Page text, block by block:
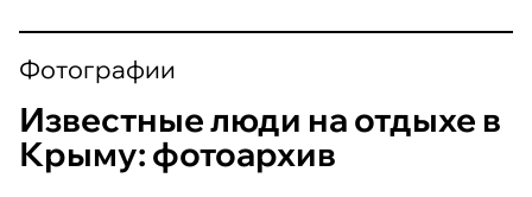
Фотографии
Известные люди на отдыхе в
Крыму: фотоархив